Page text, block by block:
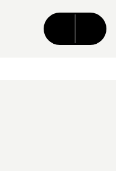
CONTENU